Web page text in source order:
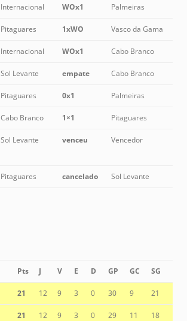
Internacional WOx1 Palmeiras
Pitaguares 1xWO Vasco da Gama
Internacional WOx1 Cabo Branco
Sol Levante empate Cabo Branco
Pitaguares 0x1 Palmeiras
Cabo Branco 1×1 Pitaguares
Sol Levante venceu Vencedor
Pitaguares cancelado Sol Levante
Pts J V E D GP GC SG
21 12 9 3 0 30 9 21
21 12 9 3 0 29 11 18